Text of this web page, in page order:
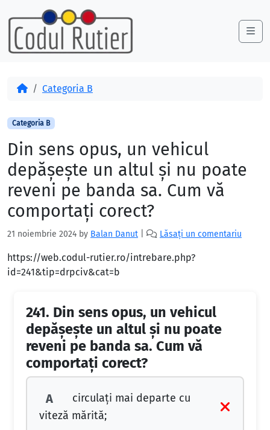
Skip to content
Skip to footer
AcasăCategoria B
Categoria B
Din sens opus, un vehicul
depăşeşte un altul şi nu poate
reveni pe banda sa. Cum vă
comportaţi corect?
21 noiembrie 2024 by Balan Danut Lăsați un comentariu
https://web.codul-rutier.ro/intrebare.php?
id=241&tip=drpciv&cat=b
241. Din sens opus, un vehicul
depăşeşte un altul şi nu poate
reveni pe banda sa. Cum vă
comportaţi corect?
A
circulaţi mai departe cu
viteză mărită;